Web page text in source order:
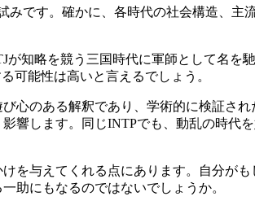
です。確かに、各時代の社会構造、主
知略を競う三国時代に軍師として名を
可能性は高いと言えるでしょう。
心のある解釈であり、学術的に検証され
響します。同じINTPでも、動乱の時代
を与えてくれる点にあります。自分が
助にもなるのではないでしょうか。